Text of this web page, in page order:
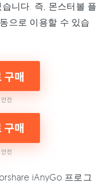
니다. 즉, 몬스터볼 플
으로 이용할 수 있습
iAnyGo 프로그